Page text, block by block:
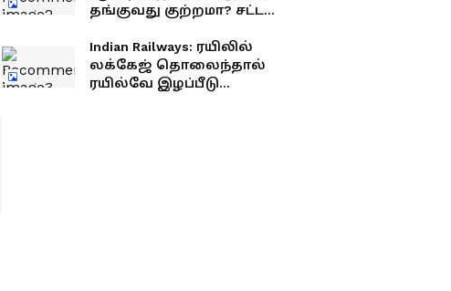
தங்குவது குற்றமா? சட்டம்
Indian Railways: ரயிலில்
லக்கேஜ் தொலைந்தால்
ரயில்வே இழப்பீடு